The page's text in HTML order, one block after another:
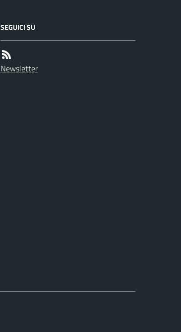
SEGUICI SU
Newsletter